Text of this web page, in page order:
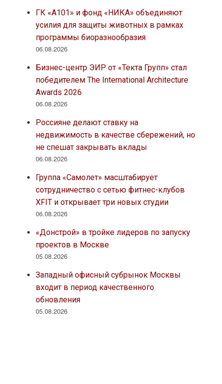
ГК «А101» и фонд «НИКА» объединяют
усилия для защиты животных в рамках
программы биоразнообразия
06.08.2026
Бизнес-центр ЭИР от «Текта Групп» стал
победителем The International Architecture
Awards 2026
06.08.2026
Россияне делают ставку на
недвижимость в качестве сбережений, но
не спешат закрывать вклады
06.08.2026
Группа «Самолет» масштабирует
сотрудничество с сетью фитнес-клубов
XFIT и открывает три новых студии
06.08.2026
«Донстрой» в тройке лидеров по запуску
проектов в Москве
05.08.2026
Западный офисный субрынок Москвы
входит в период качественного
обновления
05.08.2026